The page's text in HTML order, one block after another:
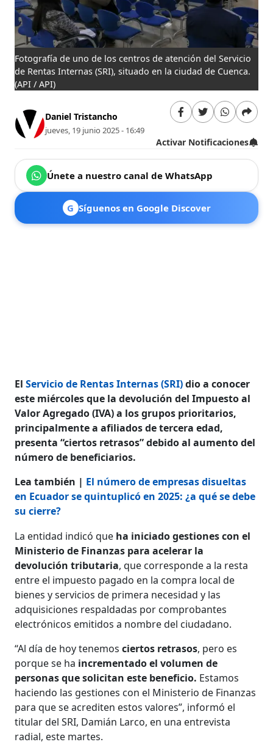
Fotografía de uno de los centros de atención del Servicio
de Rentas Internas (SRI), situado en la ciudad de Cuenca.
(API / API)
Daniel Tristancho
jueves, 19 junio 2025 - 16:49
Activar Notificaciones
Únete a nuestro canal de WhatsApp
G Síguenos en Google Discover
ElServicio de Rentas Internas (SRI)dio a conocer
este miércoles que la devolución del Impuesto al
Valor Agregado (IVA) a los grupos prioritarios,
principalmente a afiliados de tercera edad,
presenta “ciertos retrasos” debido al aumento del
número de beneficiarios.
Lea también | El número de empresas disueltas
en Ecuador se quintuplicó en 2025: ¿a qué se debe
su cierre?
La entidad indicó que ha iniciado gestiones con el
Ministerio de Finanzas para acelerar la
devolución tributaria, que corresponde a la resta
entre el impuesto pagado en la compra local de
bienes y servicios de primera necesidad y las
adquisiciones respaldadas por comprobantes
electrónicos emitidos a nombre del ciudadano.
“Al día de hoy tenemosciertos retrasos, pero es
porque se ha incrementado el volumen de
personas que solicitan este beneficio. Estamos
haciendo las gestiones con el Ministerio de Finanzas
para que se acrediten estos valores”, informó el
titular del SRI, Damián Larco, en una entrevista
radial, este martes.